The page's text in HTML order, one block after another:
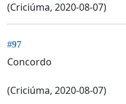
(Criciúma, 2020-08-07)
#97
Concordo
(Criciúma, 2020-08-07)